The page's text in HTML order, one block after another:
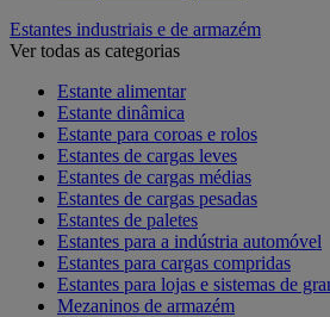
Estantes industriais e de armazém
Ver todas as categorias
Estante alimentar
Estante dinâmica
Estante para coroas e rolos
Estantes de cargas leves
Estantes de cargas médias
Estantes de cargas pesadas
Estantes de paletes
Estantes para a indústria automóvel
Estantes para cargas compridas
Estantes para lojas e sistemas de
Mezaninos de armazém